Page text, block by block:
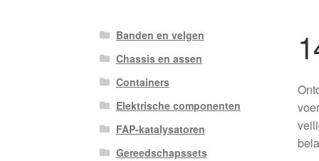
Banden en velgen
Chassis en assen
Containers
Elektrische componenten
FAP-katalysatoren
Gereedschapssets